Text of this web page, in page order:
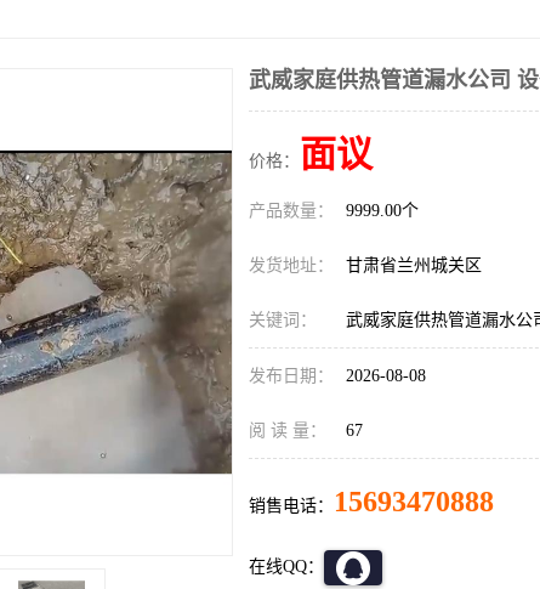
武威家庭供热管道漏水公司
价格： 面议
产品数量： 9999.00个
发货地址： 甘肃省兰州城关区
关键词： 武威家庭供热管道漏水公
发布日期： 2026-08-08
阅 读 量： 67
销售电话： 15693470888
在线QQ：